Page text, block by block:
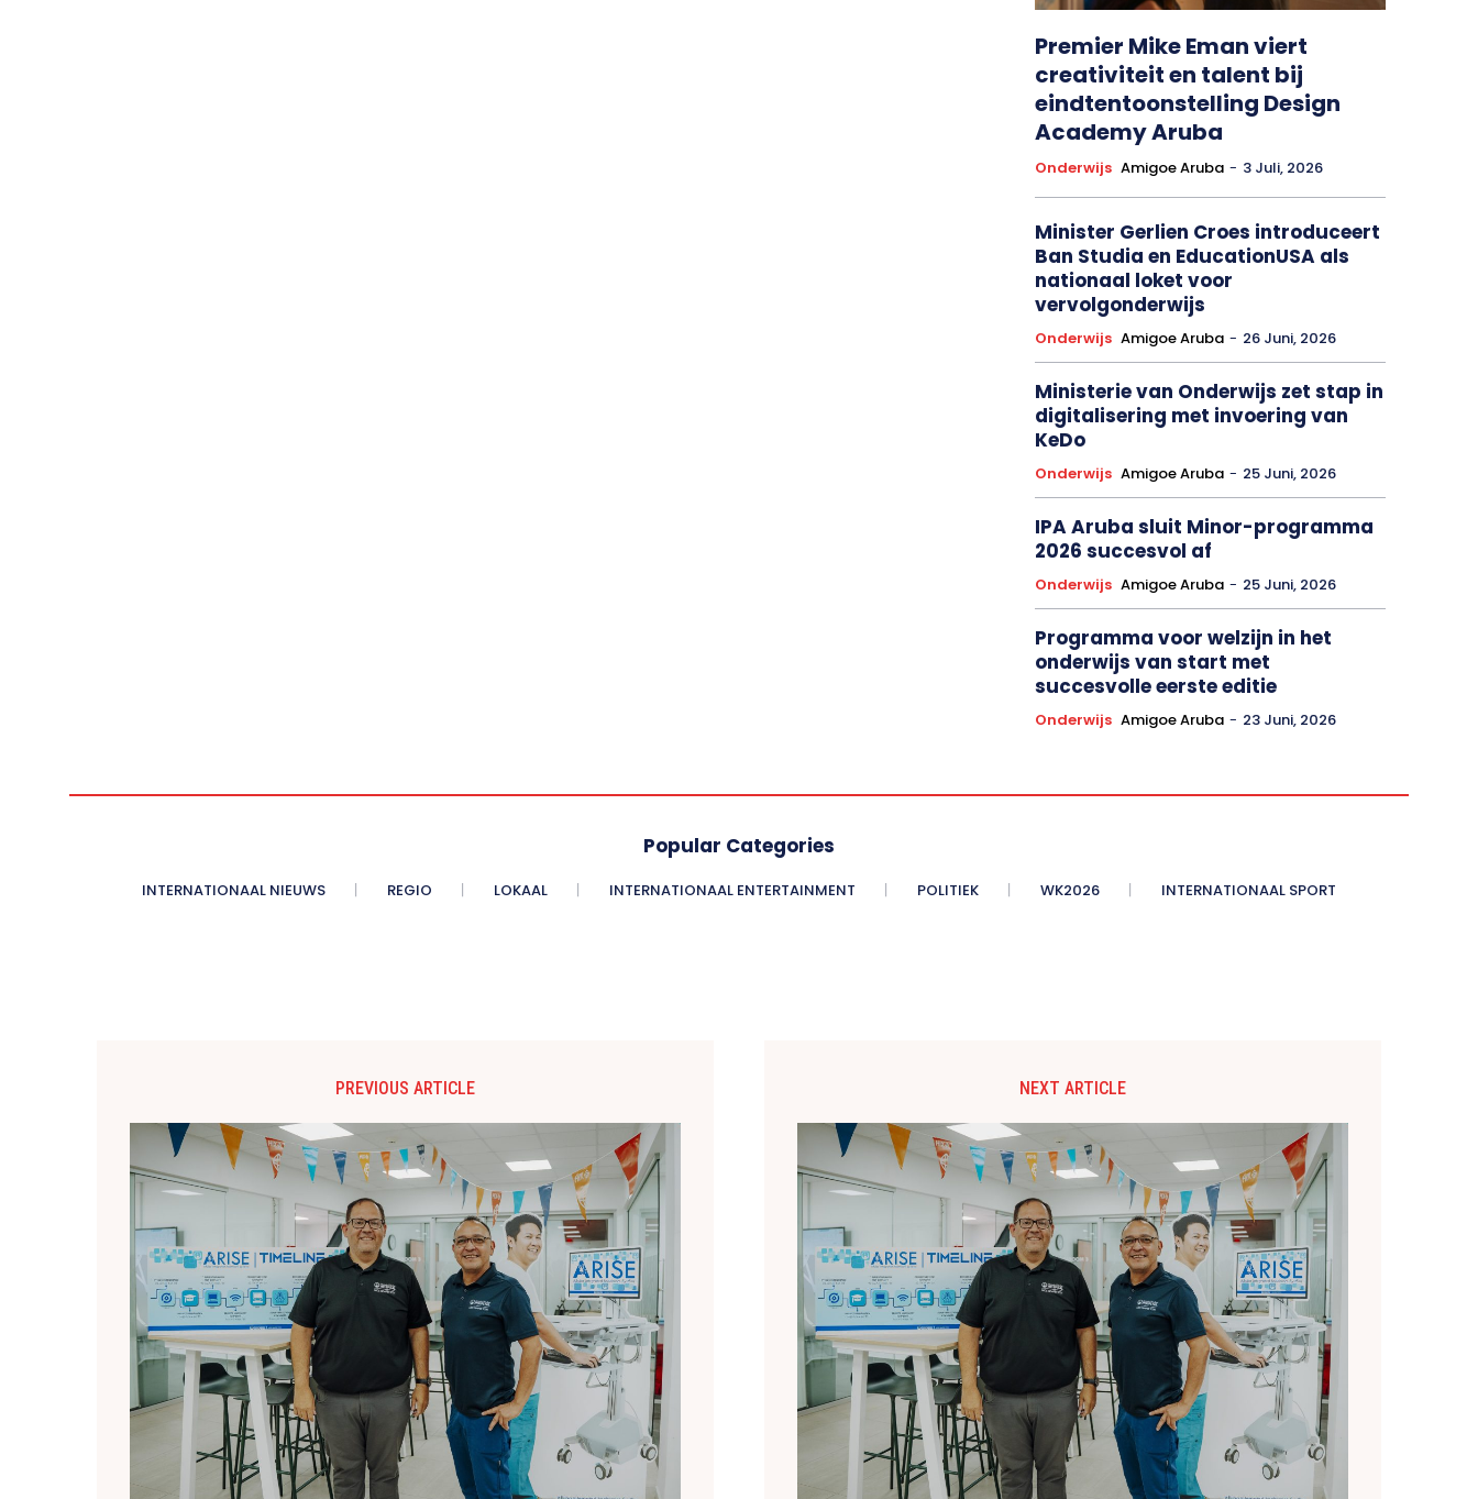
Premier Mike Eman viert
creativiteit en talent bij
eindtentoonstelling Design
Academy Aruba
Onderwijs Amigoe Aruba - 3 Juli, 2026
Minister Gerlien Croes introduceert
Ban Studia en EducationUSA als
nationaal loket voor
vervolgonderwijs
Onderwijs Amigoe Aruba - 26 Juni, 2026
Ministerie van Onderwijs zet stap in
digitalisering met invoering van
KeDo
Onderwijs Amigoe Aruba - 25 Juni, 2026
IPA Aruba sluit Minor-programma
2026 succesvol af
Onderwijs Amigoe Aruba - 25 Juni, 2026
Programma voor welzijn in het
onderwijs van start met
succesvolle eerste editie
Onderwijs Amigoe Aruba - 23 Juni, 2026
Popular Categories
INTERNATIONAAL NIEUWS REGIO LOKAAL INTERNATIONAAL ENTERTAINMENT POLITIEK WK2026 INTERNATIONAAL SPORT
PREVIOUS ARTICLE NEXT ARTICLE